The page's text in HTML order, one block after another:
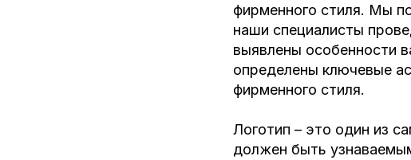
фирменного стиля. Мы
наши специалисты
выявлены особенности
определены ключевые
фирменного стиля.
Логотип – это один из
должен быть